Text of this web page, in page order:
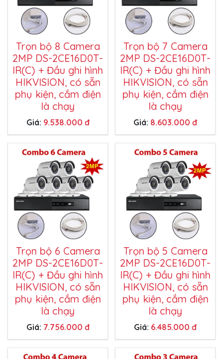
Trọn bộ 8 Camera
2MP DS-2CE16D0T-
IR(C) + Đầu ghi hình
HIKVISION, có sẵn
phụ kiện, cắm điện
là chạy
Giá: 9.538.000 đ
Trọn bộ 7 Camera
2MP DS-2CE16D0T-
IR(C) + Đầu ghi hình
HIKVISION, có sẵn
phụ kiện, cắm điện
là chạy
Giá: 8.603.000 đ
Trọn bộ 6 Camera
2MP DS-2CE16D0T-
IR(C) + Đầu ghi hình
HIKVISION, có sẵn
phụ kiện, cắm điện
là chạy
Giá: 7.756.000 đ
Trọn bộ 5 Camera
2MP DS-2CE16D0T-
IR(C) + Đầu ghi hình
HIKVISION, có sẵn
phụ kiện, cắm điện
là chạy
Giá: 6.485.000 đ